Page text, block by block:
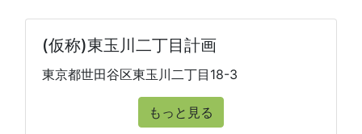
(仮称)東玉川二丁目計画
東京都世田谷区東玉川二丁目18-3
もっと見る